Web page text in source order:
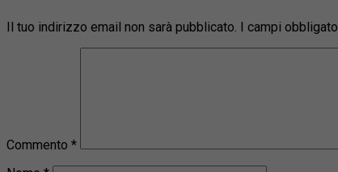
Il tuo indirizzo email non sarà pubblicato. I campi
Commento *